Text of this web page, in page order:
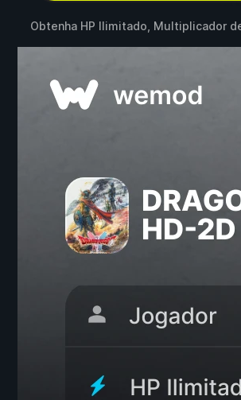
Obtenha HP Ilimitado, Multiplicador